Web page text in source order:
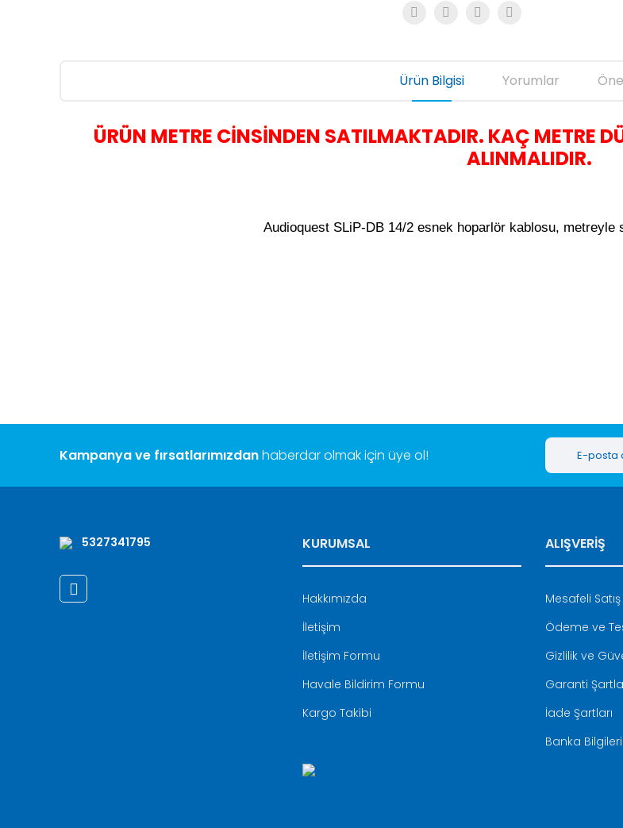
Ürün Bilgisi Yorumlar
ÜRÜN METRE CİNSİNDEN SATILMAKTADIR. KAÇ METRE
ALINMALIDIR.
Audioquest SLiP-DB 14/2 esnek hoparlör kablosu, metreyle
Ürün fiyatı diğer sitelerden daha pahalı.
Gönder
Kampanya ve fırsatlarımızdanhaberdar olmak için üye ol!
5327341795 KURUMSAL
Hakkımızda
İletişim
İletişim Formu
Havale Bildirim Formu
Kargo Takibi
ALIŞVERİŞ
Mesafeli
Ödeme ve
Gizlilik ve
Garanti
İade Şartları
Banka